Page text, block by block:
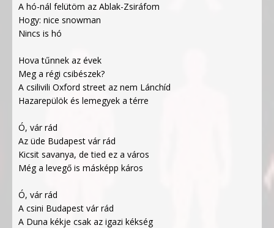
A hó-nál felütöm az Ablak-Zsiráfom
Hogy: nice snowman
Nincs is hó
Hova tűnnek az évek
Meg a régi csibészek?
A csilivili Oxford street az nem Lánchíd
Hazarepülök és lemegyek a térre
Ó, vár rád
Az üde Budapest vár rád
Kicsit savanya, de tied ez a város
Még a levegő is másképp káros
Ó, vár rád
A csini Budapest vár rád
A Duna kékje csak az igazi kékség